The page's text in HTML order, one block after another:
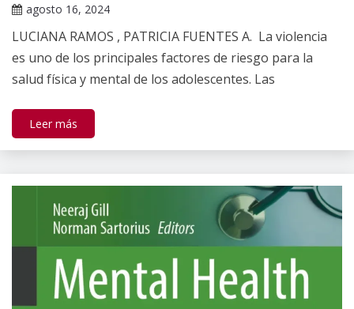
agosto 16, 2024
Gallardo
LUCIANA RAMOS , PATRICIA FUENTES A. La violencia
es uno de los principales factores de riesgo para la
salud física y mental de los adolescentes. Las
Leer más